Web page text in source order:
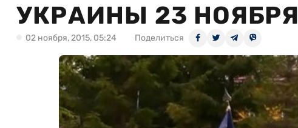
УКРАИНЫ 23 НОЯБРЯ
02 ноября, 2015, 05:24 Поделиться